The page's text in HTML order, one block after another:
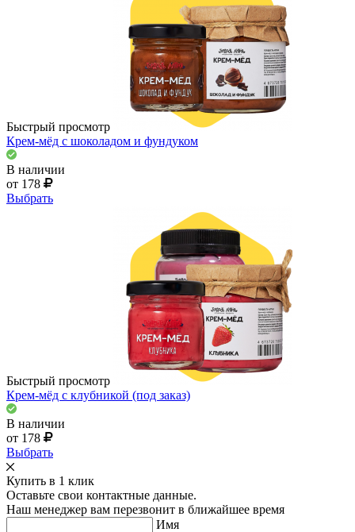
Быстрый просмотр
Крем-мёд с шоколадом и фундуком
В наличии
от 178
Выбрать
Быстрый просмотр
Крем-мёд с клубникой (под заказ)
В наличии
от 178
Выбрать
Купить в 1 клик
Оставьте свои контактные данные.
Наш менеджер вам перезвонит в ближайшее время
Имя